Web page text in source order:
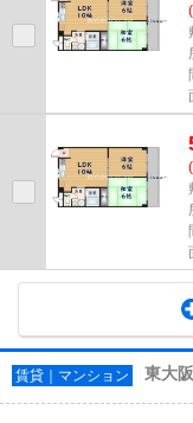
賃貸｜マンション 東大